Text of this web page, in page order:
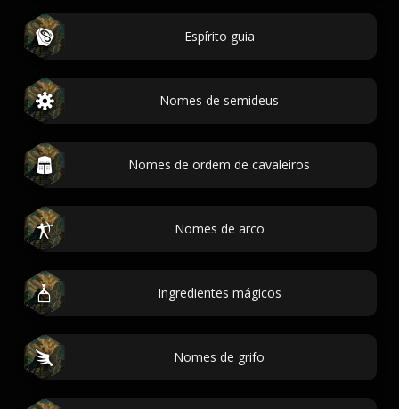
Espírito guia
Nomes de semideus
Nomes de ordem de cavaleiros
Nomes de arco
Ingredientes mágicos
Nomes de grifo